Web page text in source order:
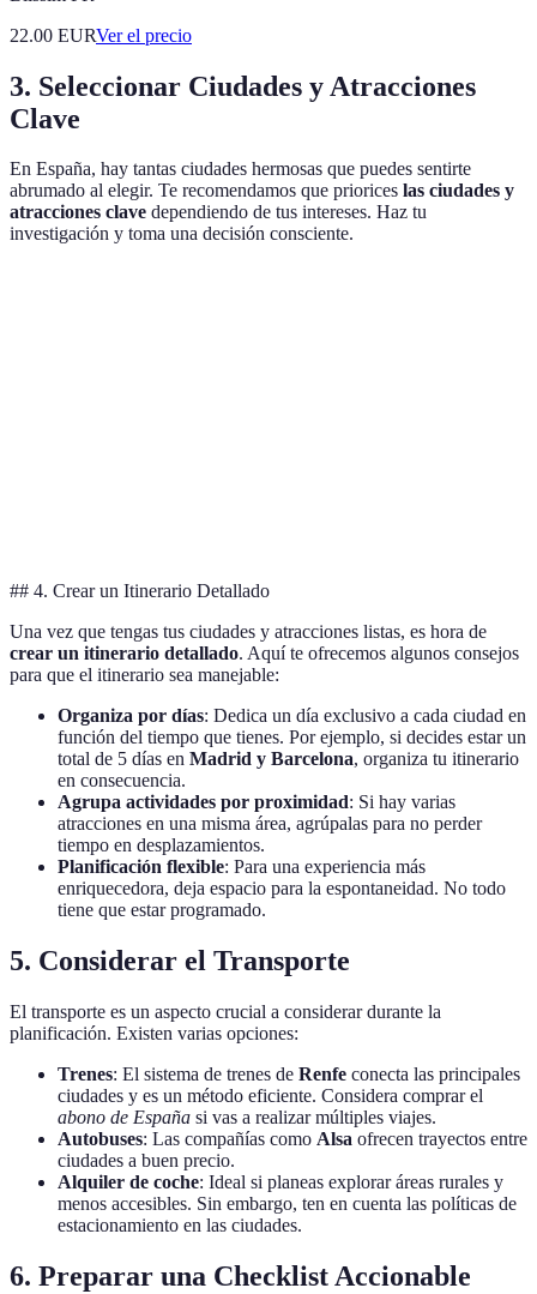
22.00 EURVer el precio
3. Seleccionar Ciudades y Atracciones
Clave
En España, hay tantas ciudades hermosas que puedes sentirte
abrumado al elegir. Te recomendamos que priorices las ciudades y
atracciones clave dependiendo de tus intereses. Haz tu
investigación y toma una decisión consciente.
## 4. Crear un Itinerario Detallado
Una vez que tengas tus ciudades y atracciones listas, es hora de
crear un itinerario detallado. Aquí te ofrecemos algunos consejos
para que el itinerario sea manejable:
Organiza por días: Dedica un día exclusivo a cada ciudad en
función del tiempo que tienes. Por ejemplo, si decides estar un
total de 5 días en Madrid y Barcelona, organiza tu itinerario
en consecuencia.
Agrupa actividades por proximidad: Si hay varias
atracciones en una misma área, agrúpalas para no perder
tiempo en desplazamientos.
Planificación flexible: Para una experiencia más
enriquecedora, deja espacio para la espontaneidad. No todo
tiene que estar programado.
5. Considerar el Transporte
El transporte es un aspecto crucial a considerar durante la
planificación. Existen varias opciones:
Trenes: El sistema de trenes de Renfe conecta las principales
ciudades y es un método eficiente. Considera comprar el
abono de España si vas a realizar múltiples viajes.
Autobuses: Las compañías como Alsa ofrecen trayectos entre
ciudades a buen precio.
Alquiler de coche: Ideal si planeas explorar áreas rurales y
menos accesibles. Sin embargo, ten en cuenta las políticas de
estacionamiento en las ciudades.
6. Preparar una Checklist Accionable